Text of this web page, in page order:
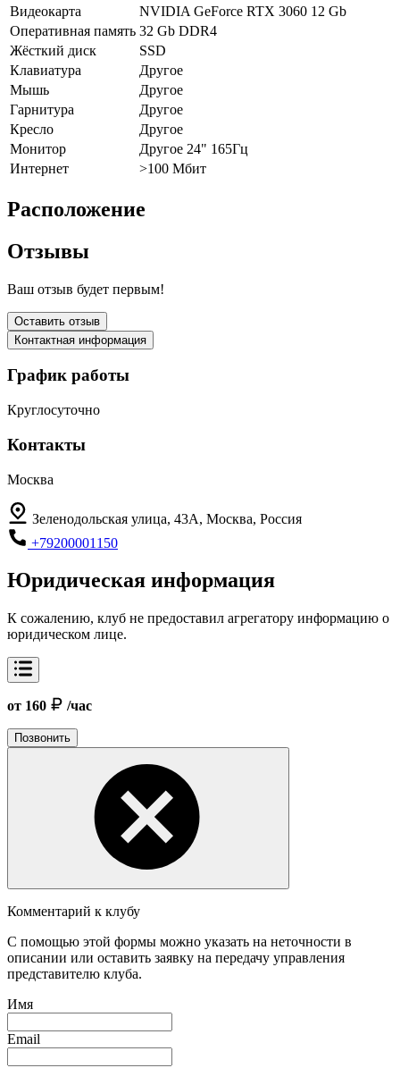
Видеокарта
NVIDIA GeForce RTX 3060 12 Gb
Оперативная память 32 Gb DDR4
Жёсткий диск
SSD
Клавиатура
Другое
Мышь
Другое
Гарнитура
Другое
Кресло
Другое
Монитор
Другое 24" 165Гц
Интернет
>100 Мбит
Расположение
Отзывы
Ваш отзыв будет первым!
Оставить отзыв
Контактная информация
График работы
Круглосуточно
Контакты
Москва
Зеленодольская улица, 43А, Москва, Россия
+79200001150
Юридическая информация
К сожалению, клуб не предоставил агрегатору информацию о
юридическом лице.
от 160 /час
Позвонить
Комментарий к клубу
С помощью этой формы можно указать на неточности в
описании или оставить заявку на передачу управления
представителю клуба.
Имя
Email